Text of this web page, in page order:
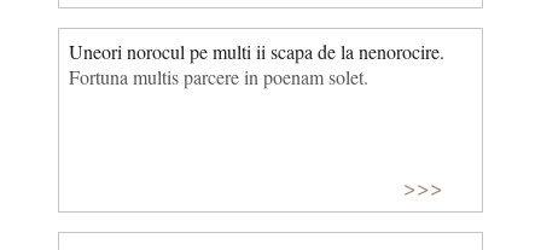
Uneori norocul pe multi ii scapa de la nenorocire.
Fortuna multis parcere in poenam solet.
>>>